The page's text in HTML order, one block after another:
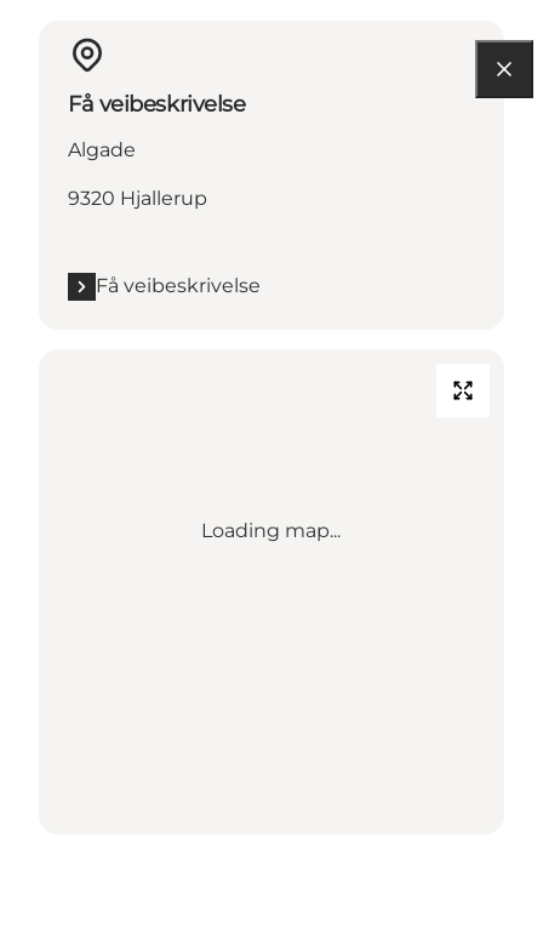
Få veibeskrivelse
Algade
9320 Hjallerup
Få veibeskrivelse
Loading map...